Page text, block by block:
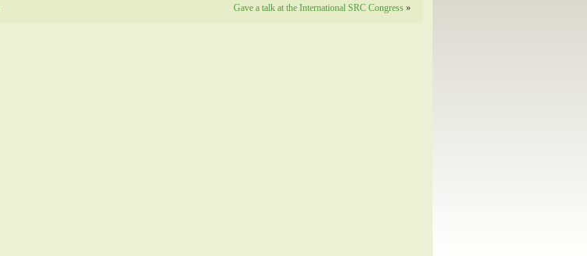
Gave a talk at the International SRC Congress»